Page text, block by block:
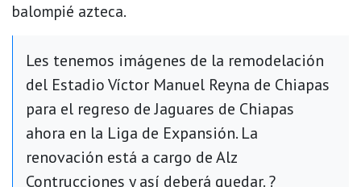
balompié azteca.
Les tenemos imágenes de la remodelación
del Estadio Víctor Manuel Reyna de Chiapas
para el regreso de Jaguares de Chiapas
ahora en la Liga de Expansión. La
renovación está a cargo de Alz
Contrucciones y así deberá quedar. ?